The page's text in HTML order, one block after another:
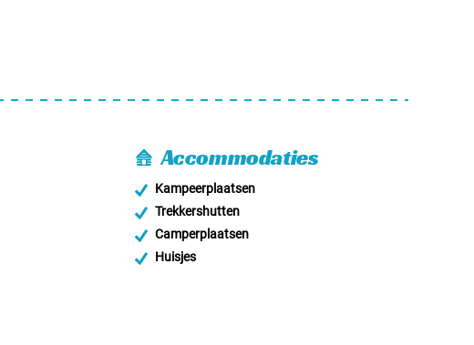
Accommodaties
Kampeerplaatsen
Trekkershutten
Camperplaatsen
Huisjes